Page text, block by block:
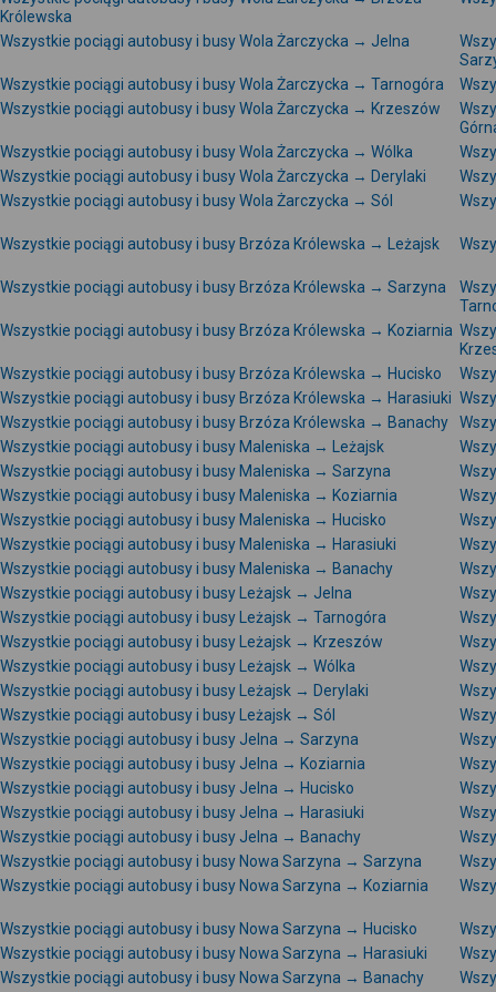
Królewska
Wszystkie pociągi autobusy i busy Wola Żarczycka → Jelna
Wszystkie pociągi autobusy i busy Wola Żarczycka → Tarnogóra
Wszystkie pociągi autobusy i busy Wola Żarczycka → Krzeszów
Wszystkie pociągi autobusy i busy Wola Żarczycka → Wólka
Wszystkie pociągi autobusy i busy Wola Żarczycka → Derylaki
Wszystkie pociągi autobusy i busy Wola Żarczycka → Sól
Wszystkie pociągi autobusy i busy Brzóza Królewska → Leżajsk
Wszystkie pociągi autobusy i busy Brzóza Królewska → Sarzyna
Wszystkie pociągi autobusy i busy Brzóza Królewska → Koziarnia
Wszystkie pociągi autobusy i busy Brzóza Królewska → Hucisko
Wszystkie pociągi autobusy i busy Brzóza Królewska → Harasiuki
Wszystkie pociągi autobusy i busy Brzóza Królewska → Banachy
Wszystkie pociągi autobusy i busy Maleniska → Leżajsk
Wszystkie pociągi autobusy i busy Maleniska → Sarzyna
Wszystkie pociągi autobusy i busy Maleniska → Koziarnia
Wszystkie pociągi autobusy i busy Maleniska → Hucisko
Wszystkie pociągi autobusy i busy Maleniska → Harasiuki
Wszystkie pociągi autobusy i busy Maleniska → Banachy
Wszystkie pociągi autobusy i busy Leżajsk → Jelna
Wszystkie pociągi autobusy i busy Leżajsk → Tarnogóra
Wszystkie pociągi autobusy i busy Leżajsk → Krzeszów
Wszystkie pociągi autobusy i busy Leżajsk → Wólka
Wszystkie pociągi autobusy i busy Leżajsk → Derylaki
Wszystkie pociągi autobusy i busy Leżajsk → Sól
Wszystkie pociągi autobusy i busy Jelna → Sarzyna
Wszystkie pociągi autobusy i busy Jelna → Koziarnia
Wszystkie pociągi autobusy i busy Jelna → Hucisko
Wszystkie pociągi autobusy i busy Jelna → Harasiuki
Wszystkie pociągi autobusy i busy Jelna → Banachy
Wszystkie pociągi autobusy i busy Nowa Sarzyna → Sarzyna
Wszystkie pociągi autobusy i busy Nowa Sarzyna → Koziarnia
Wszystkie pociągi autobusy i busy Nowa Sarzyna → Hucisko
Wszystkie pociągi autobusy i busy Nowa Sarzyna → Harasiuki
Wszystkie pociągi autobusy i busy Nowa Sarzyna → Banachy